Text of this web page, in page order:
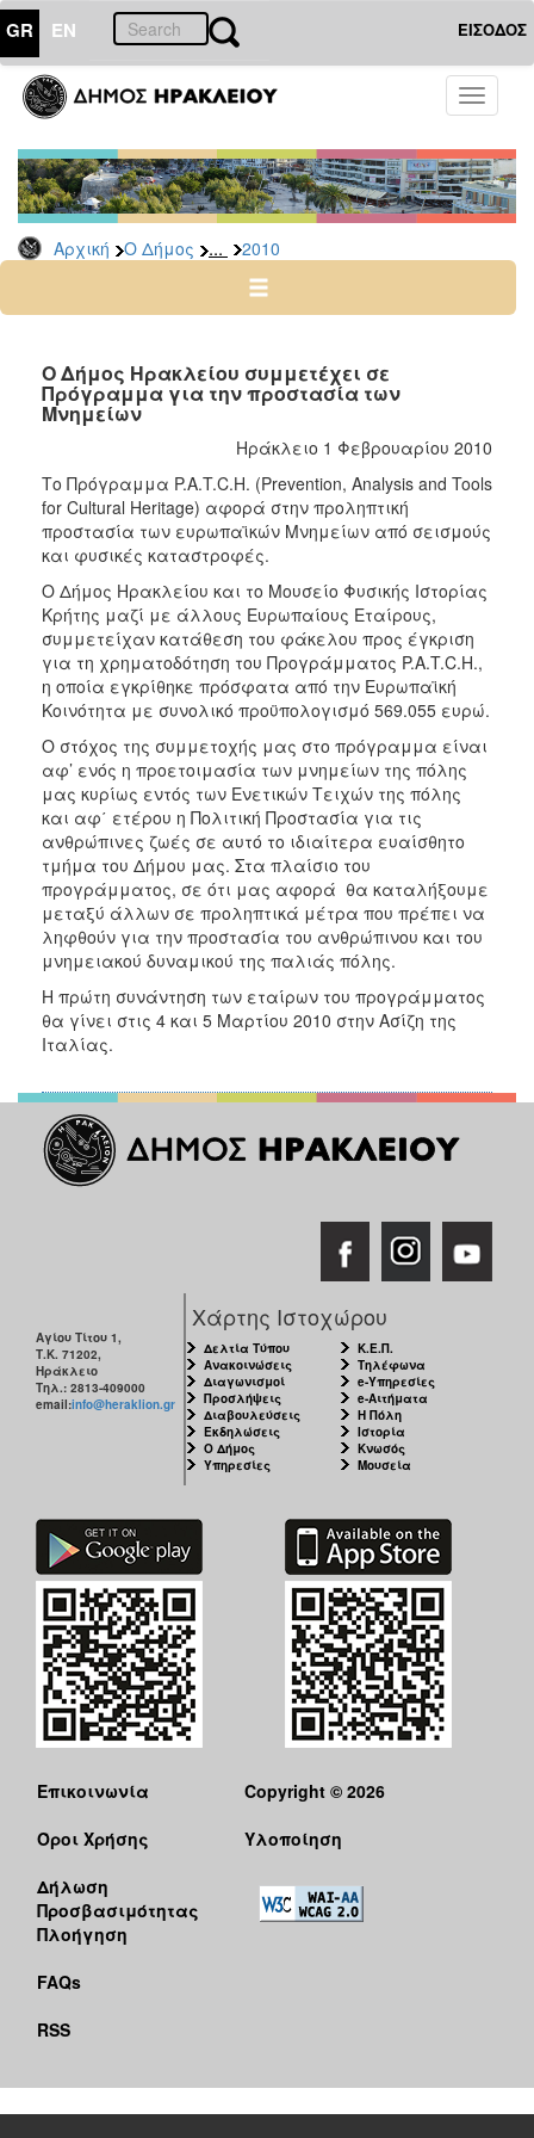
GR EN ΕΙΣΟΔΟΣ
Toggle
Αρχική Ο Δήμος ... 2010
ΔΗΜΟΣ
Δελτία
Τύπου
Αρχείο
2026
2024
2022
2021
2019
2018
2016
2015
2013
2012
2011
2010
2006
ΤΟΠΟΣ
ΠΟΛΙΤΙΣΜΟΣ
ΠΟΛΗ
Ο Δήμος Ηρακλείου συμμετέχει σε
Πρόγραμμα για την προστασία των
Μνημείων
Ηράκλειο 1 Φεβρουαρίου 2010
Το Πρόγραμμα P.A.T.C.H. (Prevention, Analysis and Tools
for Cultural Heritage) αφορά στην προληπτική
προστασία των ευρωπαϊκών Μνημείων από σεισμούς
και φυσικές καταστροφές.
Ο Δήμος Ηρακλείου και το Μουσείο Φυσικής Ιστορίας
Κρήτης μαζί με άλλους Ευρωπαίους Εταίρους,
συμμετείχαν κατάθεση του φάκελου προς έγκριση
για τη χρηματοδότηση του Προγράμματος P.A.T.C.H.,
η οποία εγκρίθηκε πρόσφατα από την Ευρωπαϊκή
Κοινότητα με συνολικό προϋπολογισμό 569.055 ευρώ.
Ο στόχος της συμμετοχής μας στο πρόγραμμα είναι
αφ’ ενός η προετοιμασία των μνημείων της πόλης
μας κυρίως εντός των Ενετικών Τειχών της πόλης
και αφ΄ ετέρου η Πολιτική Προστασία για τις
ανθρώπινες ζωές σε αυτό το ιδιαίτερα ευαίσθητο
τμήμα του Δήμου μας. Στα πλαίσιο του
προγράμματος, σε ότι μας αφορά θα καταλήξουμε
μεταξύ άλλων σε προληπτικά μέτρα που πρέπει να
ληφθούν για την προστασία του ανθρώπινου και του
μνημειακού δυναμικού της παλιάς πόλης.
Η πρώτη συνάντηση των εταίρων του προγράμματος
θα γίνει στις 4 και 5 Μαρτίου 2010 στην Ασίζη της
Ιταλίας.
Αγίου Τίτου 1,
Τ.Κ. 71202,
Ηράκλειο
Τηλ.: 2813-409000
email:info@heraklion.gr
Χάρτης Ιστοχώρου
Δελτία Τύπου
Ανακοινώσεις
Διαγωνισμοί
Προσλήψεις
Διαβουλεύσεις
Εκδηλώσεις
Ο Δήμος
Υπηρεσίες
Κ.Ε.Π.
Τηλέφωνα
e-Υπηρεσίες
e-Αιτήματα
Η Πόλη
Ιστορία
Κνωσός
Μουσεία
Επικοινωνία
Όροι Χρήσης
Δήλωση
Προσβασιμότητας
Πλοήγηση
FAQs
RSS
Copyright © 2026
Υλοποίηση